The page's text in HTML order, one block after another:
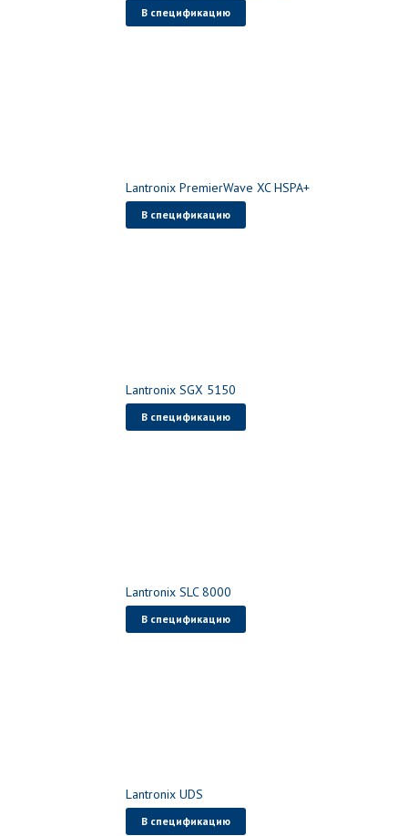
В спецификацию
Lantronix PremierWave XC HSPA+
В спецификацию
Lantronix SGX 5150
В спецификацию
Lantronix SLC 8000
В спецификацию
Lantronix UDS
В спецификацию